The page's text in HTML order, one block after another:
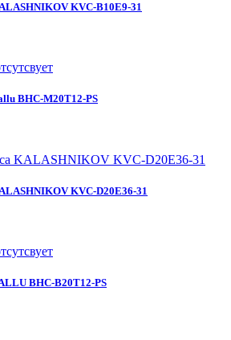
KVС-B10E9-31
BHC-M20T12-PS
KVC-D20E36-31
BHC-B20T12-PS